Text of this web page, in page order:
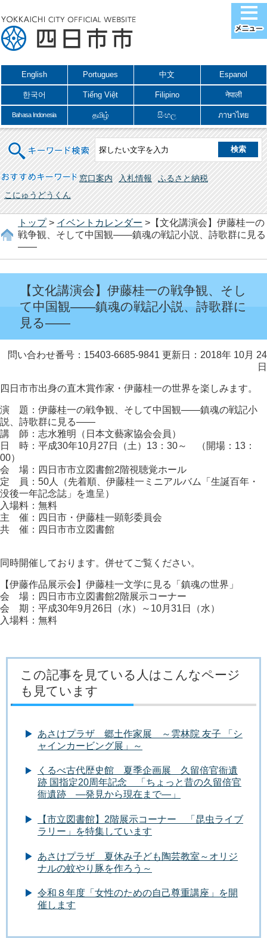
English Portugues 中文 Espanol
한국어 Tiếng Việt Filipino नेपाली
Bahasa Indonesia தமிழ் සිංහල ภาษาไทย
キーワード検索
おすすめキーワード 窓口案内 入札情報
ふるさと納税
こにゅうどうくん
トップ> イベントカレンダー >【文化講演会】伊藤桂一の
戦争観、そして中国観――鎮魂の戦記小説、詩歌群に見る
――
【文化講演会】伊藤桂一の戦争観、そし
て中国観――鎮魂の戦記小説、詩歌群に
見る――
問い合わせ番号：15403-6685-9841 更新日：2018年 10月 24
日
四日市市出身の直木賞作家・伊藤桂一の世界を楽しみます。
演 題：伊藤桂一の戦争観、そして中国観――鎮魂の戦記小
説、詩歌群に見る――
講 師：志水雅明（日本文藝家協会会員）
日 時：平成30年10月27日（土）13：30～ （開場：13：
00）
会 場：四日市市立図書館2階視聴覚ホール
定 員：50人（先着順、伊藤桂一ミニアルバム「生誕百年・
没後一年記念誌」を進呈）
入場料：無料
主 催：四日市・伊藤桂一顕彰委員会
共 催：四日市市立図書館
同時開催しております。併せてご覧ください。
【伊藤作品展示会】伊藤桂一文学に見る「鎮魂の世界」
会 場：四日市市立図書館2階展示コーナー
会 期：平成30年9月26日（水）～10月31日（水）
入場料：無料
この記事を見ている人はこんなページ
も見ています
あさけプラザ 郷土作家展 ～雲林院 友子 「シ
ャインカービング展」～
くるべ古代歴史館 夏季企画展 久留倍官衙遺
跡 国指定20周年記念 「ちょっと昔の久留倍官
衙遺跡 ―発見から現在まで―」
【市立図書館】2階展示コーナー 「昆虫ライブ
ラリー」を特集しています
あさけプラザ 夏休み子ども陶芸教室～オリジ
ナルの蚊やり豚を作ろう～
令和８年度「女性のための自己尊重講座」を開
催します